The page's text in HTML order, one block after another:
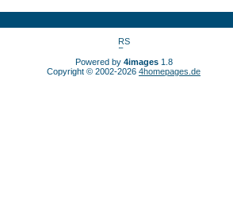
Powered by 4images1.8
Copyright © 2002-2026 4homepages.de